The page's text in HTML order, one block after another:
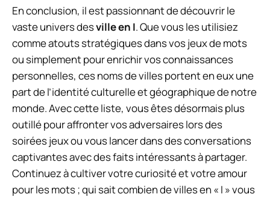
En conclusion, il est passionnant de découvrir le
vaste univers desville en I. Que vous les utilisiez
comme atouts stratégiques dans vos jeux de mots
ou simplement pour enrichir vos connaissances
personnelles, ces noms de villes portent en eux une
part de l’identité culturelle et géographique de notre
monde. Avec cette liste, vous êtes désormais plus
outillé pour affronter vos adversaires lors des
soirées jeux ou vous lancer dans des conversations
captivantes avec des faits intéressants à partager.
Continuez à cultiver votre curiosité et votre amour
pour les mots ; qui sait combien de villes en « I » vous